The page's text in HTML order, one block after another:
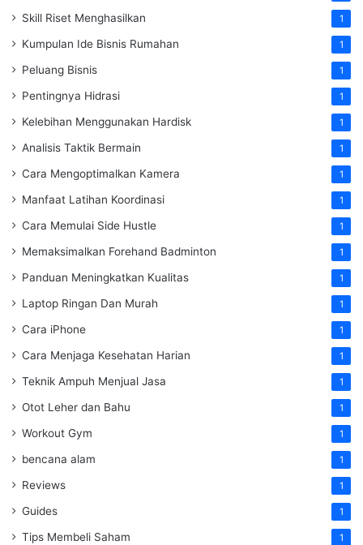
Skill Riset Menghasilkan 1
Kumpulan Ide Bisnis Rumahan 1
Peluang Bisnis 1
Pentingnya Hidrasi 1
Kelebihan Menggunakan Hardisk 1
Analisis Taktik Bermain 1
Cara Mengoptimalkan Kamera 1
Manfaat Latihan Koordinasi 1
Cara Memulai Side Hustle 1
Memaksimalkan Forehand Badminton 1
Panduan Meningkatkan Kualitas 1
Laptop Ringan Dan Murah 1
Cara iPhone 1
Cara Menjaga Kesehatan Harian 1
Teknik Ampuh Menjual Jasa 1
Otot Leher dan Bahu 1
Workout Gym 1
bencana alam 1
Reviews 1
Guides 1
Tips Membeli Saham 1